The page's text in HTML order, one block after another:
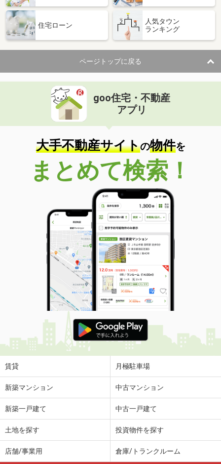
住宅ローン
人気タウン
ランキング
ページトップに戻る
goo住宅・不動産
アプリ
大手不動産サイトの物件を
まとめて検索！
賃貸 月極駐車場
新築マンション 中古マンション
新築一戸建て 中古一戸建て
土地を探す 投資物件を探す
店舗/事業用 倉庫/トランクルーム